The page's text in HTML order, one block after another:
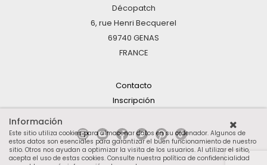
Décopatch
6, rue Henri Becquerel
69740 GENAS
FRANCE
Contacto
Inscripción
Información
Este sitio utiliza cookies para almacenar datos en su ordenador. Algunos de
estos datos son esenciales para garantizar el buen funcionamiento de nuestro
sitio. Otros nos ayudan a optimizar la visita de los usuarios. Al utilizar el sitio,
acepta el uso de estas cookies. Consulte nuestra política de confidencialidad